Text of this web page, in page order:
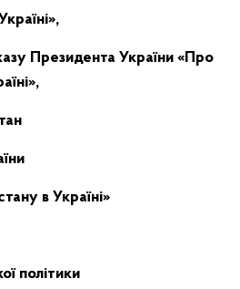
Президента України «Про
в Україні»
політики